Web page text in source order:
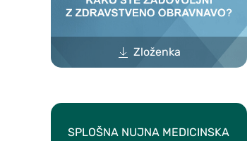
Zloženka
SPLOŠNA NUJNA MEDICINSKA